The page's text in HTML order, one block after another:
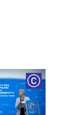
COPYRIGHT